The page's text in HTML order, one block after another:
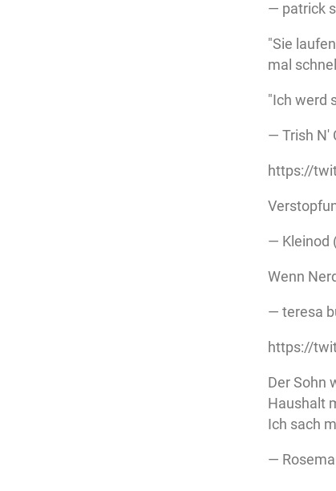
— patrick
"Sie
mal
"Ich werd
— Trish N'
https://
— Kleinod
Wenn
— teresa
https://
Der Sohn
Haushalt
Ich sach
—